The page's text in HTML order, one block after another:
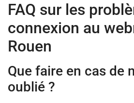
FAQ sur les
connexion au
Rouen
Que faire en cas de
oublié ?